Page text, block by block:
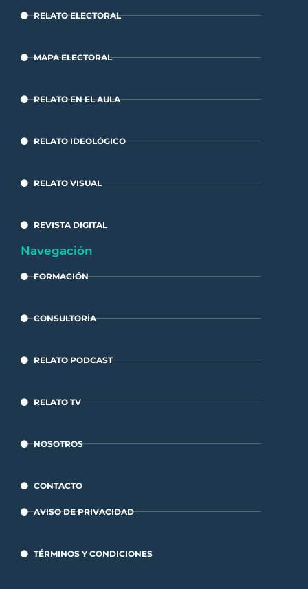
RELATO ELECTORAL
MAPA ELECTORAL
RELATO EN EL AULA
RELATO IDEOLÓGICO
RELATO VISUAL
REVISTA DIGITAL
Navegación
FORMACIÓN
CONSULTORÍA
RELATO PODCAST
RELATO TV
NOSOTROS
CONTACTO
AVISO DE PRIVACIDAD
TÉRMINOS Y CONDICIONES